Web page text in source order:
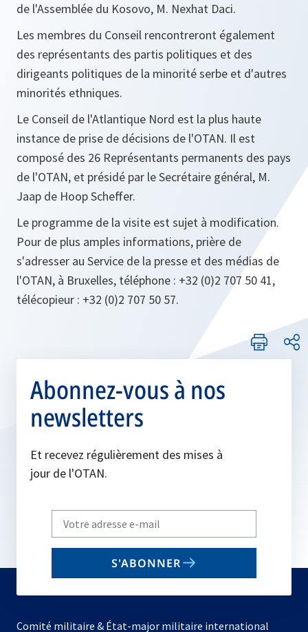
de l'Assemblée du Kosovo, M. Nexhat Daci.
Les membres du Conseil rencontreront également
des représentants des partis politiques et des
dirigeants politiques de la minorité serbe et d'autres
minorités ethniques.
Le Conseil de l'Atlantique Nord est la plus haute
instance de prise de décisions de l'OTAN. Il est
composé des 26 Représentants permanents des pays
de l'OTAN, et présidé par le Secrétaire général, M.
Jaap de Hoop Scheffer.
Le programme de la visite est sujet à modification.
Pour de plus amples informations, prière de
s'adresser au Service de la presse et des médias de
l'OTAN, à Bruxelles, téléphone : +32 (0)2 707 50 41,
télécopieur : +32 (0)2 707 50 57.
Abonnez-vous à nos
newsletters
Et recevez régulièrement des mises à
jour de l'OTAN.
Write
your
email
S'ABONNER
Comité militaire & État-major militaire international